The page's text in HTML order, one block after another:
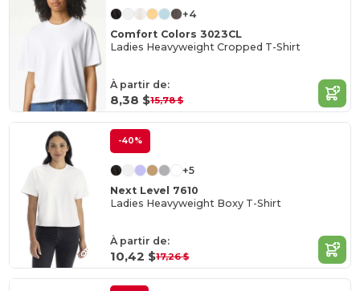
+4
Comfort Colors 3023CL
Ladies Heavyweight Cropped T-Shirt
À partir de:
8,38 $15,78 $
-40%
+5
Next Level 7610
Ladies Heavyweight Boxy T-Shirt
À partir de:
10,42 $17,26 $